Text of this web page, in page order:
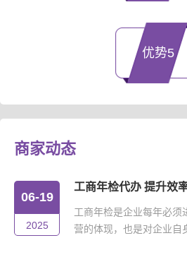
优势5
商家动态
06-19
2025
工商年检代办 提升效
工商年检是企业每年必须
营的体现，也是对企业自